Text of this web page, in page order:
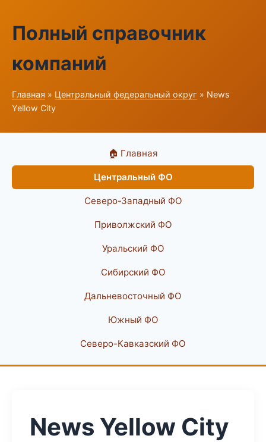
Полный справочник
компаний
Главная » Центральный федеральный округ » News
Yellow City
🏠 Главная
Центральный ФО
Северо-Западный ФО
Приволжский ФО
Уральский ФО
Сибирский ФО
Дальневосточный ФО
Южный ФО
Северо-Кавказский ФО
News Yellow City